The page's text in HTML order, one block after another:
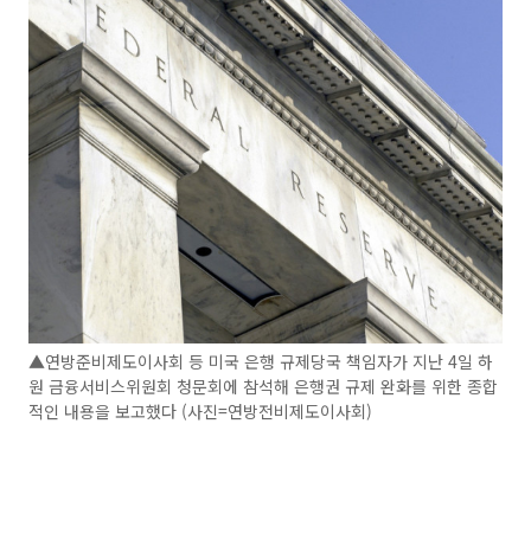
▲연방준비제도이사회 등 미국 은행 규제당국 책임자가 지난 4일 하
원 금융서비스위원회 청문회에 참석해 은행권 규제 완화를 위한 종합
적인 내용을 보고했다 (사진=연방전비제도이사회)